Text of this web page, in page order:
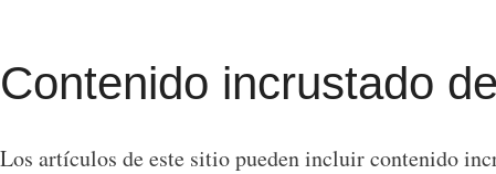
Contenido incrustado
Los artículos de este sitio pueden incluir contenido